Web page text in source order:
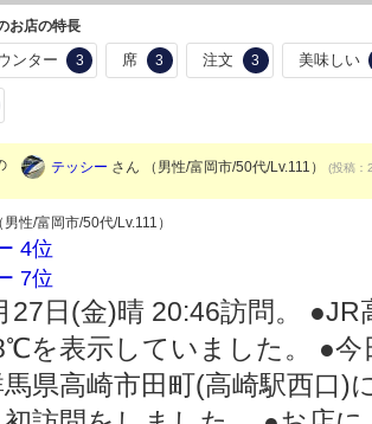
お店の特長
ンター 3 席 3 注文 3 美味しい
テッシー さん （男性/富岡市/50代/Lv.111） (投稿
性/富岡市/50代/Lv.111）
4位
7位
27日(金)晴 20:46訪問。
を表示していました。 ●
県高崎市田町(高崎駅西口)